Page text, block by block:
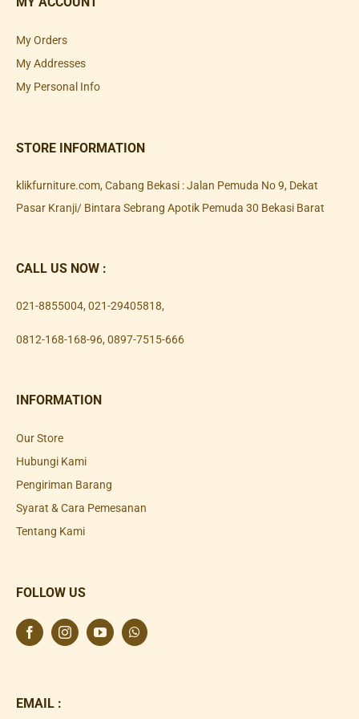
My Orders
My Addresses
My Personal Info
STORE INFORMATION
klikfurniture.com, Cabang Bekasi : Jalan Pemuda No 9, Dekat
Pasar Kranji/ Bintara Sebrang Apotik Pemuda 30 Bekasi Barat
CALL US NOW :
021-8855004, 021-29405818,
0812-168-168-96, 0897-7515-666
INFORMATION
Our Store
Hubungi Kami
Pengiriman Barang
Syarat & Cara Pemesanan
Tentang Kami
FOLLOW US
EMAIL :